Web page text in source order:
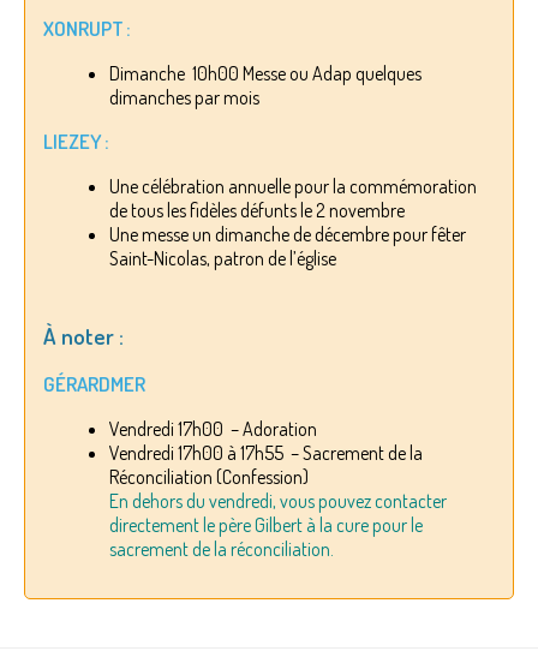
XONRUPT :
Dimanche 10h00 Messe ou Adap quelques
dimanches par mois
LIEZEY :
Une célébration annuelle pour la commémoration
de tous les fidèles défunts le 2 novembre
Une messe un dimanche de décembre pour fêter
Saint-Nicolas, patron de l’église
À noter :
GÉRARDMER
Vendredi 17h00 – Adoration
Vendredi 17h00 à 17h55 – Sacrement de la
Réconciliation (Confession)
En dehors du vendredi, vous pouvez contacter
directement le père Gilbert à la cure pour le
sacrement de la réconciliation.